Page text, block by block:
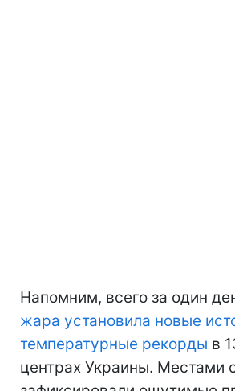
Напомним, всего за один
жара установила новые
температурные рекорды в
центрах Украины. Местами